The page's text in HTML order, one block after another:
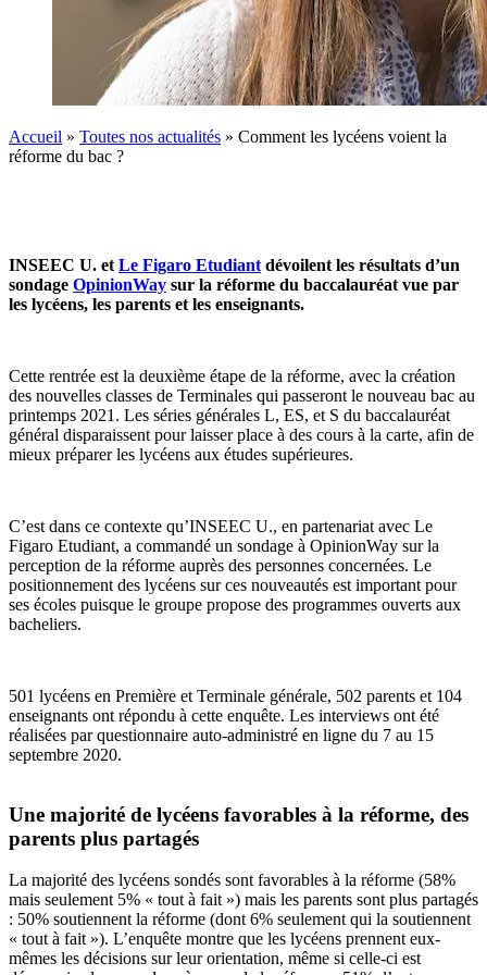
Accueil » Toutes nos actualités » Comment les lycéens voient la
réforme du bac ?
INSEEC U. et Le Figaro Etudiant dévoilent les résultats d’un
sondage OpinionWay sur la réforme du baccalauréat vue par
les lycéens, les parents et les enseignants.
Cette rentrée est la deuxième étape de la réforme, avec la création
des nouvelles classes de Terminales qui passeront le nouveau bac au
printemps 2021. Les séries générales L, ES, et S du baccalauréat
général disparaissent pour laisser place à des cours à la carte, afin de
mieux préparer les lycéens aux études supérieures.
C’est dans ce contexte qu’INSEEC U., en partenariat avec Le
Figaro Etudiant, a commandé un sondage à OpinionWay sur la
perception de la réforme auprès des personnes concernées. Le
positionnement des lycéens sur ces nouveautés est important pour
ses écoles puisque le groupe propose des programmes ouverts aux
bacheliers.
501 lycéens en Première et Terminale générale, 502 parents et 104
enseignants ont répondu à cette enquête. Les interviews ont été
réalisées par questionnaire auto-administré en ligne du 7 au 15
septembre 2020.
Une majorité de lycéens favorables à la réforme, des
parents plus partagés
La majorité des lycéens sondés sont favorables à la réforme (58%
mais seulement 5% « tout à fait ») mais les parents sont plus partagés
: 50% soutiennent la réforme (dont 6% seulement qui la soutiennent
« tout à fait »). L’enquête montre que les lycéens prennent eux-
mêmes les décisions sur leur orientation, même si celle-ci est